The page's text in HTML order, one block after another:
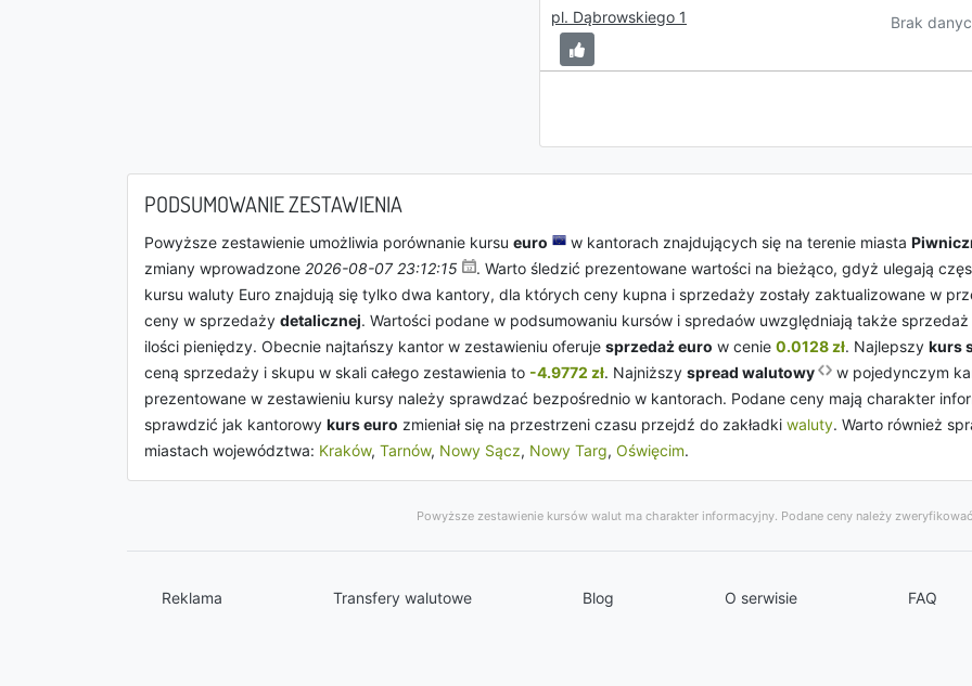
pl. Dąbrowskiego 1
Brak
PODSUMOWANIE ZESTAWIENIA
Powyższe zestawienie umożliwia porównanie kursu euro w kantorach znajdujących się na terenie miasta
zmiany wprowadzone 2026-08-07 23:12:15
. Warto śledzić prezentowane wartości na bieżąco, gdyż ulegają
kursu waluty Euro znajdują się tylko dwa kantory, dla których ceny kupna i sprzedaży zostały zaktualizowane w
ceny w sprzedaży detalicznej. Wartości podane w podsumowaniu kursów i spredaów uwzględniają także sprzedaż
ilości pieniędzy. Obecnie najtańszy kantor w zestawieniu oferuje sprzedaż euro w cenie 0.0128 zł. Najlepszy kurs
ceną sprzedaży i skupu w skali całego zestawienia to -4.9772 zł. Najniższy spread walutowy w pojedynczym
prezentowane w zestawieniu kursy należy sprawdzać bezpośrednio w kantorach. Podane ceny mają charakter
sprawdzić jak kantorowy kurs euro zmieniał się na przestrzeni czasu przejdź do zakładki waluty. Warto również
miastach województwa: Kraków, Tarnów, Nowy Sącz, Nowy Targ, Oświęcim.
Powyższe zestawienie kursów walut ma charakter informacyjny. Podane ceny należy
Reklama Transfery walutowe Blog O serwisie FAQ